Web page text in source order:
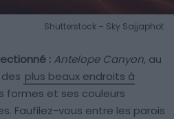
Shutterstock – Sky Sajjaphot
: Antelope Canyon, au
des plus beaux endroits à
formes et ses couleurs
Faufilez-vous entre les parois